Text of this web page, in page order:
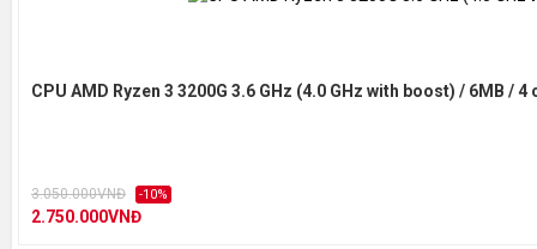
CPU AMD Ryzen 3 3200G 3.6 GHz (4.0 GHz with boost) / 6MB /
3.050.000VNĐ -10%
2.750.000VNĐ